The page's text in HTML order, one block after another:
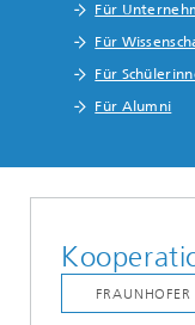
Für
Für
Für
Für Alumni